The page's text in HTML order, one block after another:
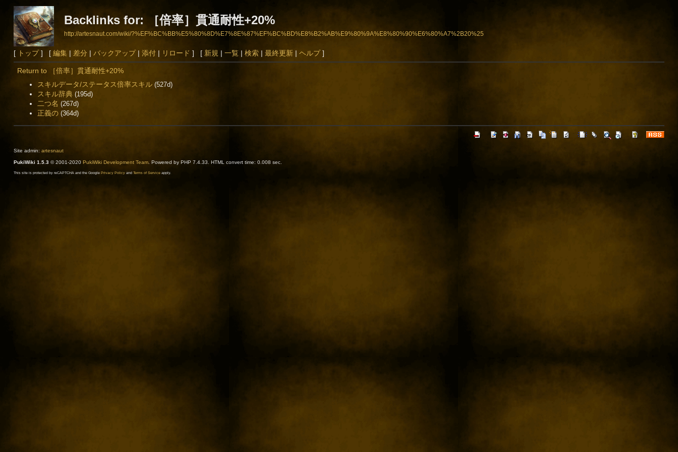
Backlinks for: ［倍率］貫通耐性+20%
http://artesnaut.com/wiki/?%EF%BC%BB%E5%80%8D%E7%8E%87%EF%BC%BD%E8%B2%AB%E9%80%9A%E8%80%90%E6%80%A7%2B20%25
[ トップ] [ 編集| 差分 | バックアップ| 添付| リロード ] [ 新規 | 一覧| 検索| 最終更新| ヘルプ]
Return to ［倍率］貫通耐性+20%
スキルデータ/ステータス倍率スキル (527d)
スキル辞典 (195d)
二つ名 (267d)
正義の (364d)
Site admin: artesnaut
PukiWiki 1.5.3© 2001-2020 PukiWiki Development Team. Powered by PHP 7.4.33. HTML convert time: 0.008 sec.
This site is protected by reCAPTCHA and the Google Privacy Policyand Terms of Serviceapply.